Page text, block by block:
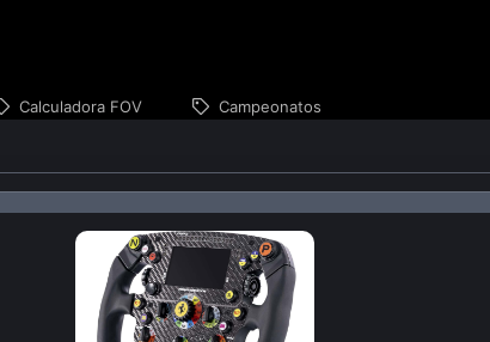
Calculadora FOV Campeonatos